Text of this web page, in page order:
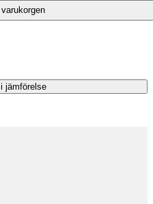
i jämförelse